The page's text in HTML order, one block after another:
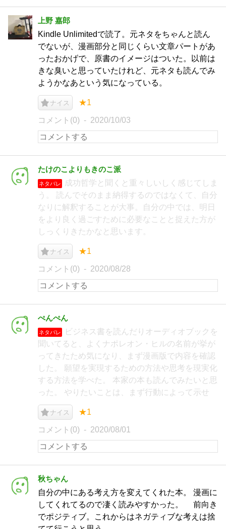
上野 嘉郎
Kindle Unlimitedで読了。元ネタをちゃんと読ん
でないが、漫画部分と同じくらい文章パートがあ
ったおかげで、原書のイメージはついた。以前は
きな臭いと思っていたけれど、元ネタも読んでみ
ようかなあという気になっている。
ナイス ★1
コメント(0) 2020/10/03
たけのこよりもきのこ派
ネタバレ
成功哲学と聞くと重々しいしく感じてしま
う。 読んでそのまま納得するのではなくて、自分
なりに解釈することが大事。自分の中では、明日
をより良く過ごすために必要なことと捉えた方が
しっくりきたかなと思います。
ナイス ★1
コメント(0) 2020/08/28
ぺんぺん
ネタバレ
ビジネス書を読んだりオーディオブックを
聞いてると、よくナポレオン・ヒルの名前が挙が
ってきたため気になり、まず漫画版で内容を確認
した。 願望を実現するための方法や思考を現実化
する方法を学べた。 本家の本も読んでみたいと思
った。 やりたいことは、まず行動によって示せ
ナイス ★1
コメント(0) 2020/08/01
秋ちゃん
自分の中にある考え方を変えてくれた本。 漫画に
してくれてるので凄く読みやすかった。 前向き
でポジティブ。これからはネガティブな考えは捨